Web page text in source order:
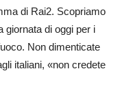
di Rai2. Scopriamo
giornata di oggi per i
Non dimenticate
italiani, «non credete